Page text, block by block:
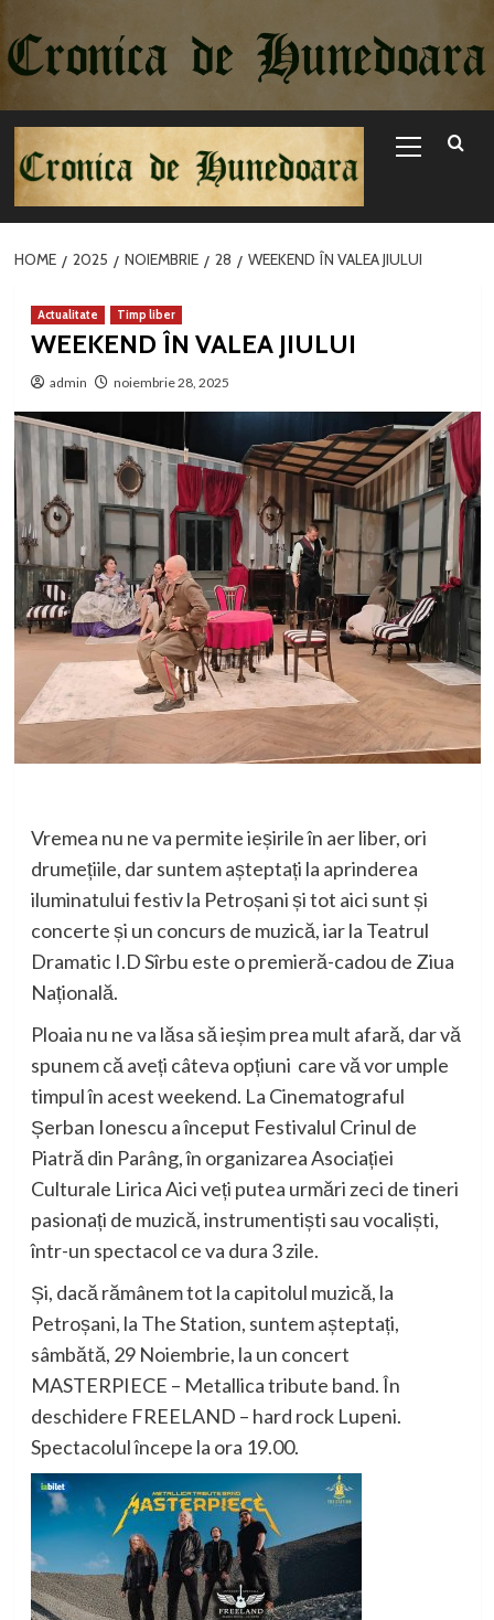
la
conținut
Menu
HOME 2025 NOIEMBRIE 28 WEEKEND ÎN VALEA JIULUI
Actualitate Timp liber
WEEKEND ÎN VALEA JIULUI
admin noiembrie 28, 2025
Vremea nu ne va permite ieșirile în aer liber, ori
drumețiile, dar suntem așteptați la aprinderea
iluminatului festiv la Petroșani și tot aici sunt și
concerte și un concurs de muzică, iar la Teatrul
Dramatic I.D Sîrbu este o premieră-cadou de Ziua
Națională.
Ploaia nu ne va lăsa să ieșim prea mult afară, dar vă
spunem că aveți câteva opțiuni care vă vor umple
timpul în acest weekend. La Cinematograful
Șerban Ionescu a început Festivalul Crinul de
Piatră din Parâng, în organizarea Asociației
Culturale Lirica Aici veți putea urmări zeci de tineri
pasionați de muzică, instrumentiști sau vocaliști,
într-un spectacol ce va dura 3 zile.
Și, dacă rămânem tot la capitolul muzică, la
Petroșani, la The Station, suntem așteptați,
sâmbătă, 29 Noiembrie, la un concert
MASTERPIECE – Metallica tribute band. În
deschidere FREELAND – hard rock Lupeni.
Spectacolul începe la ora 19.00.